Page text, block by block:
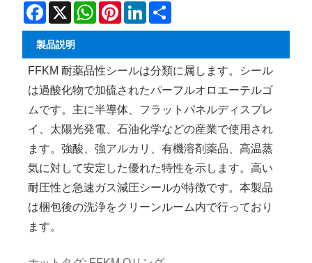
Facebook
X WhatsAppPinterestLinkedIn
製品説明
FFKM 耐薬品性シールは分類に属します。シール
は過酸化物で加硫されたパーフルオロエーテルゴ
ムです。主に半導体、フラットパネルディスプレ
イ、太陽光発電、石油化学などの産業で使用され
ます。強酸、強アルカリ、有機溶剤薬品、高温蒸
気に対して安定した優れた特性を示します。高い
耐圧性と急速ガス減圧シールが特徴です。本製品
は梱包後の洗浄をクリーンルーム内で行っており
ます。